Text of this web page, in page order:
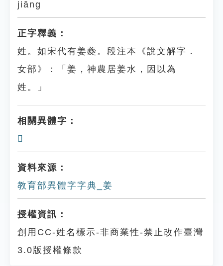
jiāng
正字釋義：
姓。如宋代有姜夔。段注本《說文解字．
女部》：「姜，神農居姜水，因以為
姓。」
相關異體字：
𡜠
資料來源：
教育部異體字字典_姜
授權資訊：
創用CC-姓名標示-非商業性-禁止改作臺灣
3.0版授權條款